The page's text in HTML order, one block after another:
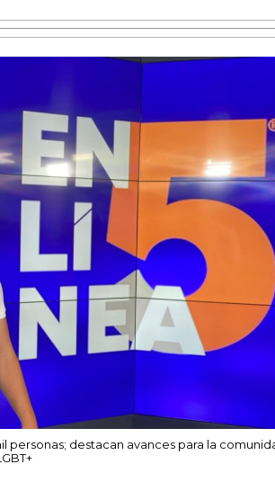
personas; destacan avances para la